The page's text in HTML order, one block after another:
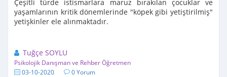
Çeşitli türde istismarlara maruz bırakılan çocuklar ve
yaşamlarının kritik dönemlerinde "köpek gibi yetiştirilmiş"
yetişkinler ele alınmaktadır.
Tuğçe SOYLU
Psikolojik Danışman ve Rehber Öğretmen
03-10-2020 0 Yorum